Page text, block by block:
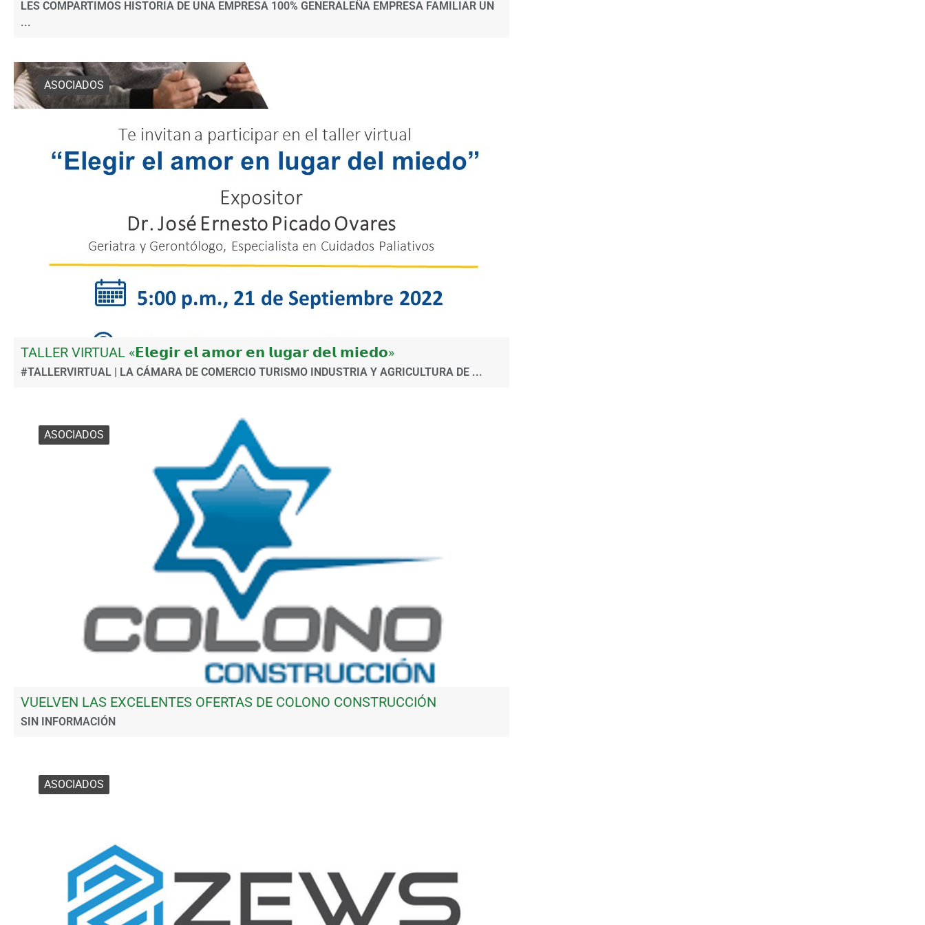
LES COMPARTIMOS HISTORIA DE UNA EMPRESA 100% GENERALEÑA EMPRESA FAMILIAR UN
...
ASOCIADOS
TALLER VIRTUAL «𝗘𝗹𝗲𝗴𝗶𝗿 𝗲𝗹 𝗮𝗺𝗼𝗿 𝗲𝗻 𝗹𝘂𝗴𝗮𝗿 𝗱𝗲𝗹 𝗺𝗶𝗲𝗱𝗼»
#TALLERVIRTUAL | LA CÁMARA DE COMERCIO TURISMO INDUSTRIA Y AGRICULTURA DE ...
ASOCIADOS
VUELVEN LAS EXCELENTES OFERTAS DE COLONO CONSTRUCCIÓN
SIN INFORMACIÓN
ASOCIADOS